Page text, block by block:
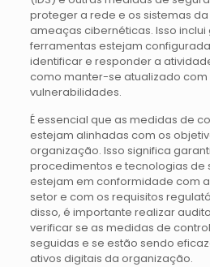
proteger a rede e os sistemas
ameaças cibernéticas. Isso
ferramentas estejam
identificar e responder a
como manter-se atualizado com
vulnerabilidades.
É essencial que as medidas de
estejam alinhadas com os
organização. Isso significa
procedimentos e tecnologias de
estejam em conformidade com
setor e com os requisitos
disso, é importante realizar
verificar se as medidas de
seguidas e se estão sendo
ativos digitais da organização.